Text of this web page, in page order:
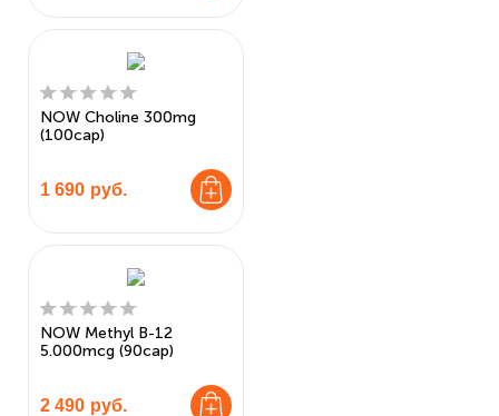
NOW Choline 300mg
(100cap)
1 690 руб.
NOW Methyl B-12
5.000mcg (90cap)
2 490 руб.